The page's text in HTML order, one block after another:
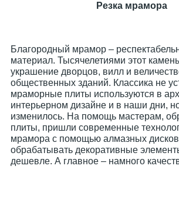
Резка мрамора
Благородный мрамор –
материал. Тысячелетиями этот
украшение дворцов, вилл и
общественных зданий. Классика не
мраморные плиты используются в
интерьерном дизайне и в наши дни,
изменилось. На помощь мастерам,
плиты, пришли современные
мрамора с помощью алмазных дисков
обрабатывать декоративные
дешевле. А главное – намного